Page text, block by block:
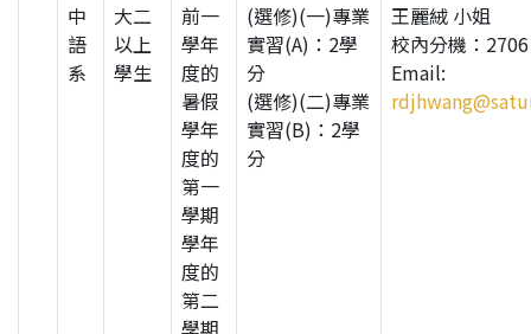
中
語
系
大二
以上
學生
前一
學年
度的
暑假
學年
度的
第一
學期
學年
度的
第二
學期
(選修)(一)專業
實習(A)：2學
分
(選修)(二)專業
實習(B)：2學
分
王麗絨 小姐
校內分機：2706
Email: